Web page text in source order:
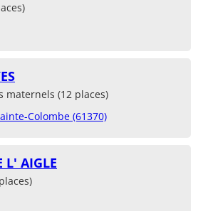
maternels (12 places)
Colombe (61370)
L' AIGLE